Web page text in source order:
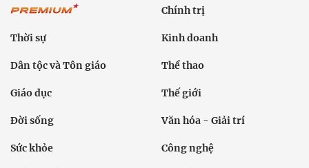
Chính trị
Thời sự Kinh doanh
Dân tộc và Tôn giáo Thể thao
Giáo dục Thế giới
Đời sống Văn hóa - Giải trí
Sức khỏe Công nghệ